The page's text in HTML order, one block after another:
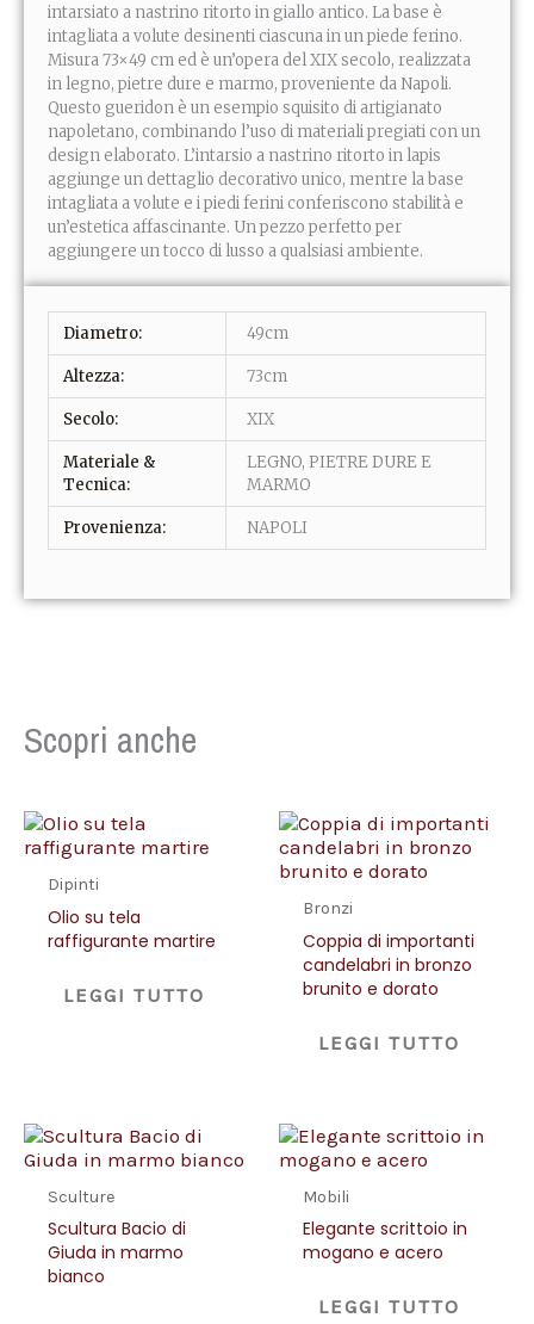
intarsiato a nastrino ritorto in giallo antico. La base è
intagliata a volute desinenti ciascuna in un piede ferino.
Misura 73×49 cm ed è un’opera del XIX secolo, realizzata
in legno, pietre dure e marmo, proveniente da Napoli.
Questo gueridon è un esempio squisito di artigianato
napoletano, combinando l’uso di materiali pregiati con un
design elaborato. L’intarsio a nastrino ritorto in lapis
aggiunge un dettaglio decorativo unico, mentre la base
intagliata a volute e i piedi ferini conferiscono stabilità e
un’estetica affascinante. Un pezzo perfetto per
aggiungere un tocco di lusso a qualsiasi ambiente.
Diametro: 49cm
Altezza: 73cm
Secolo: XIX
Materiale &
Tecnica:
LEGNO, PIETRE DURE E
MARMO
Provenienza: NAPOLI
Scopri anche
Dipinti
Olio su tela
raffigurante martire
LEGGI TUTTO
Bronzi
Coppia di importanti
candelabri in bronzo
brunito e dorato
LEGGI TUTTO
Sculture
Scultura Bacio di
Giuda in marmo
bianco
Mobili
Elegante scrittoio in
mogano e acero
LEGGI TUTTO